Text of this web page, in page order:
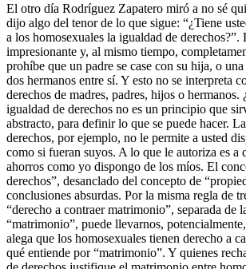
El otro día Rodríguez Zapatero miró a no sé
dijo algo del tenor de lo que sigue: “¿Tiene
a los homosexuales la igualdad de derechos?”.
impresionante y, al mismo tiempo,
prohíbe que un padre se case con su hija, o
dos hermanos entre sí. Y esto no se interpreta
derechos de madres, padres, hijos o hermanos.
igualdad de derechos no es un principio que
abstracto, para definir lo que se puede hacer.
derechos, por ejemplo, no le permite a usted
como si fueran suyos. A lo que le autoriza es a
ahorros como yo dispongo de los míos. El
derechos”, desanclado del concepto de
conclusiones absurdas. Por la misma regla de
“derecho a contraer matrimonio”, separada de
“matrimonio”, puede llevarnos,
alega que los homosexuales tienen derecho a
qué entiende por “matrimonio”. Y quienes